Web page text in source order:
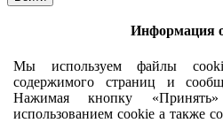
Информация
Мы используем файлы
содержимого страниц и
Нажимая кнопку
использованием cookie а также